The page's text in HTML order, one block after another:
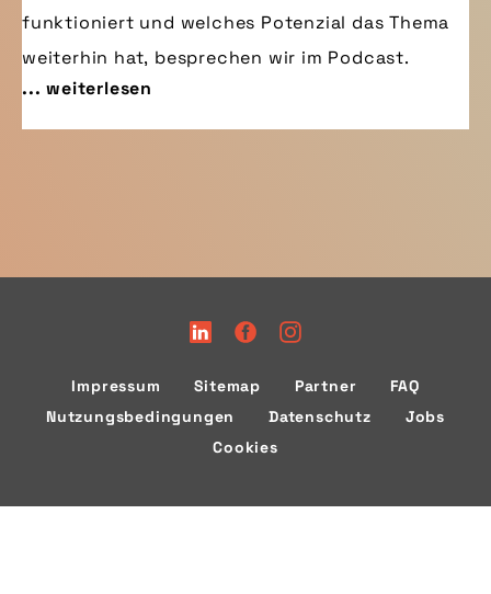
funktioniert und welches Potenzial das Thema
weiterhin hat, besprechen wir im Podcast.
... weiterlesen
Impressum Sitemap Partner
FAQ
Nutzungsbedingungen
Datenschutz
Jobs
Cookies